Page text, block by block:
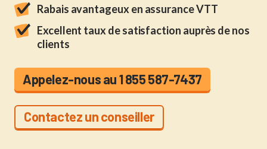
Rabais avantageux en assurance VTT
Excellent taux de satisfaction auprès de nos
clients
Appelez-nous au 1 855 587-7437
Contactez un conseiller